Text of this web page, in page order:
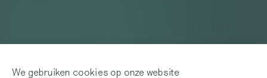
We gebruiken cookies op onze website